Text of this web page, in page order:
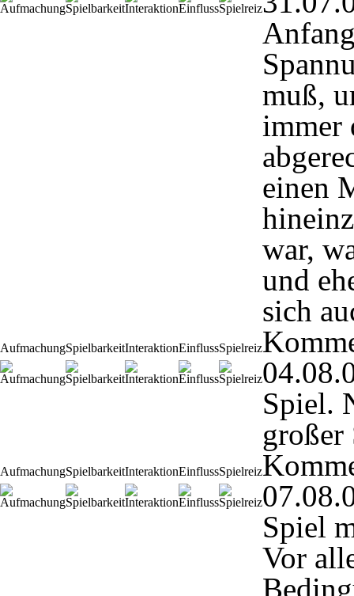
muß,
immer
einen
war,
und
sich
AufmachungSpielbarkeitInteraktionEinflussSpielreiz
Spiel.
AufmachungSpielbarkeitInteraktionEinflussSpielreiz
Spiel
Vor